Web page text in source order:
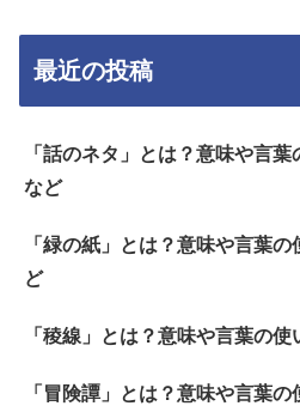
最近の投稿
「話のネタ」とは？意味や言
など
「緑の紙」とは？意味や言葉
ど
「稜線」とは？意味や言葉の
「冒険譚」とは？意味や言葉